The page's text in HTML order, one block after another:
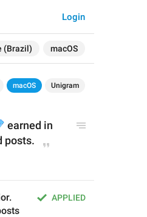
(Brazil) macOS
Login
macOS Unigram
earned in
posts.
APPLIED